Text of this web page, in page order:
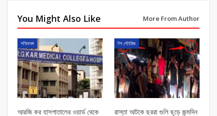
You Might Also Like More From Author
পশ্চিমবঙ্গ
আরজি কর হাসপাতালের ওয়ার্ড থেকে
টপ স্টোরিজ
রাস্তা আটকে ছররা গুলি ছুড়ে জন্মদিন